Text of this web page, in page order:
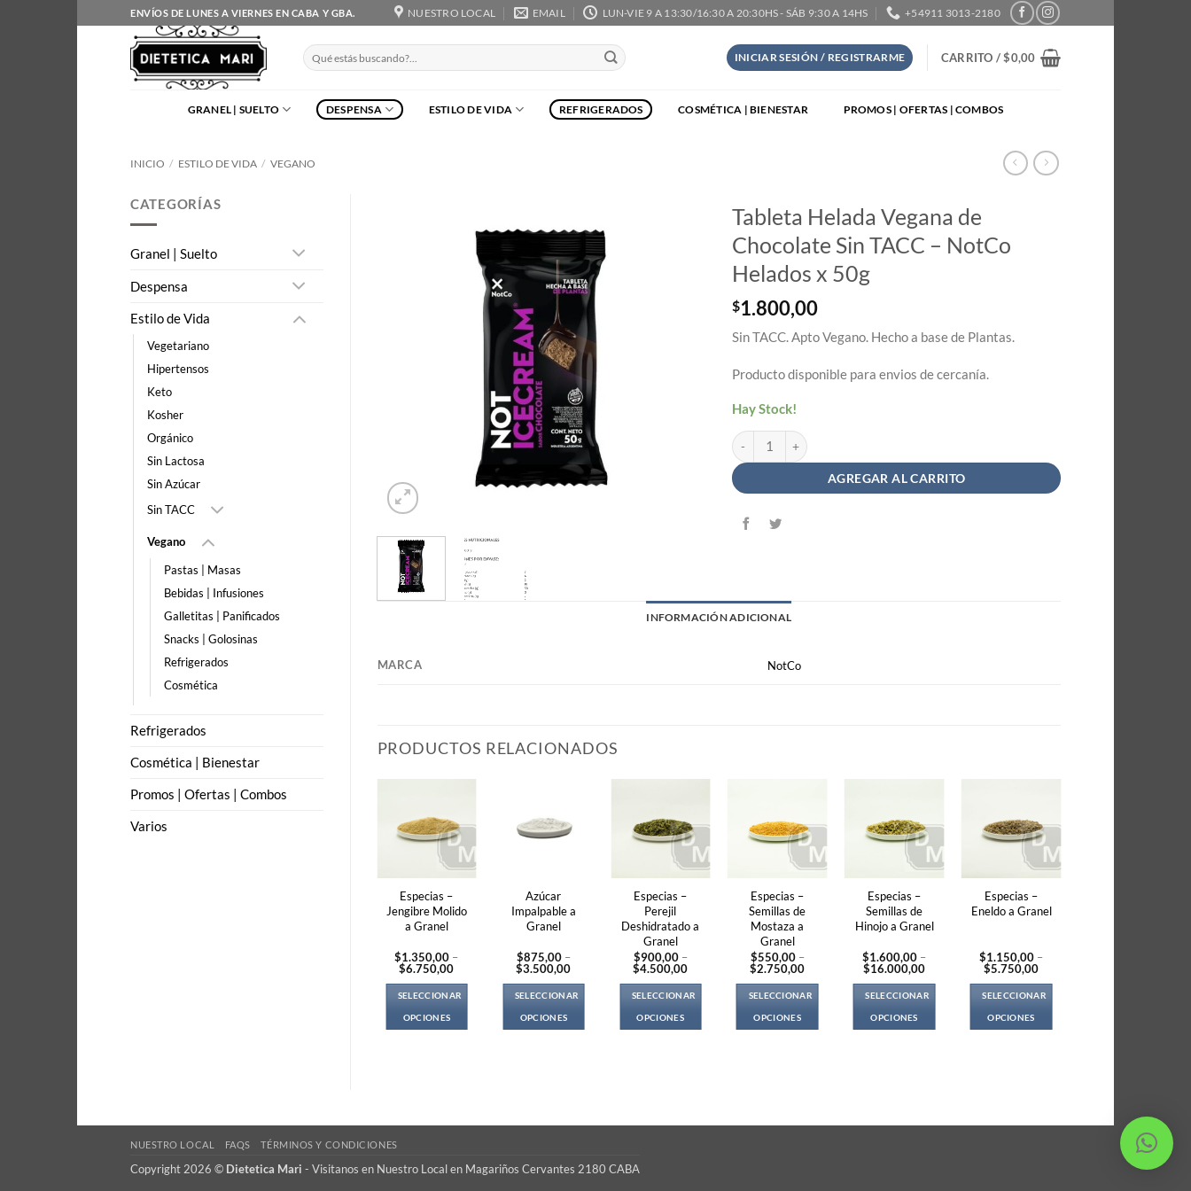
al
contenido
ENVÍOS DE LUNES A VIERNES EN CABA Y GBA. NUESTRO LOCAL EMAIL LUN-VIE 9 A 13:30/16:30 A 20:30HS - SÁB 9:30 A 14HS +54911 3013-2180
Buscar
por:
INICIAR SESIÓN / REGISTRARME CARRITO /$0,00
GRANEL | SUELTO DESPENSA ESTILO DE VIDA REFRIGERADOS COSMÉTICA | BIENESTAR PROMOS | OFERTAS | COMBOS
INICIO / ESTILO DE VIDA / VEGANO
CATEGORÍAS
Granel | Suelto
Despensa
Estilo de Vida
Vegetariano
Hipertensos
Keto
Kosher
Orgánico
Sin Lactosa
Sin Azúcar
Sin TACC
Vegano
Pastas | Masas
Bebidas | Infusiones
Galletitas | Panificados
Snacks | Golosinas
Refrigerados
Cosmética
Refrigerados
Cosmética | Bienestar
Promos | Ofertas | Combos
Varios
Tableta Helada Vegana de
Chocolate Sin TACC – NotCo
Helados x 50g
$1.800,00
Sin TACC. Apto Vegano. Hecho a base de Plantas.
Producto disponible para envios de cercanía.
Hay Stock!
Tableta Helada Vegana de Chocolate Sin TACC - NotCo Helados x 50g cantidad
AGREGAR AL CARRITO
INFORMACIÓN ADICIONAL
MARCA NotCo
PRODUCTOS RELACIONADOS
Especias –
Jengibre Molido
a Granel
$1.350,00 –
$6.750,00Price
$1.350,00
through
SELECCIONAR
OPCIONES
The
may
Azúcar
Impalpable a
Granel
$875,00 –
$3.500,00Price
$875,00
through
SELECCIONAR
OPCIONES
The
may
Especias –
Perejil
Deshidratado a
Granel
$900,00 –
$4.500,00Price
$900,00
through
SELECCIONAR
OPCIONES
The
Especias –
Semillas de
Mostaza a
Granel
$550,00 –
$2.750,00Price
$550,00
through
SELECCIONAR
OPCIONES
The
Especias –
Semillas de
Hinojo a Granel
$1.600,00 –
$16.000,00Price
$1.600,00
through
SELECCIONAR
OPCIONES
The
Especias –
Eneldo a Granel
$1.150,00 –
$5.750,00Price
$1.150,00
through
SELECCIONAR
OPCIONES
The
NUESTRO LOCAL FAQS TÉRMINOS Y CONDICIONES
Copyright 2026 © Dietetica Mari - Visitanos en Nuestro Local en Magariños Cervantes 2180 CABA